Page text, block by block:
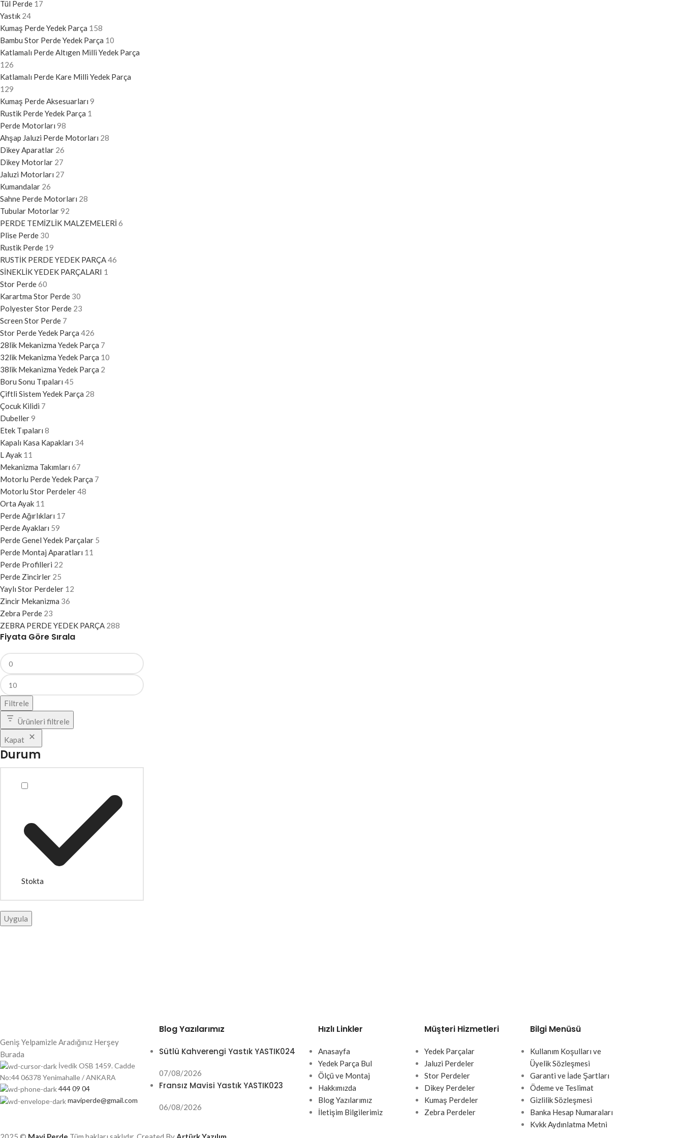
Tül Perde 17
Yastık 24
Kumaş Perde Yedek Parça 158
Bambu Stor Perde Yedek Parça 10
Katlamalı Perde Altıgen Milli Yedek Parça
126
Katlamalı Perde Kare Milli Yedek Parça
129
Kumaş Perde Aksesuarları 9
Rustik Perde Yedek Parça 1
Perde Motorları 98
Ahşap Jaluzi Perde Motorları 28
Dikey Aparatlar 26
Dikey Motorlar 27
Jaluzi Motorları 27
Kumandalar 26
Sahne Perde Motorları 28
Tubular Motorlar92
PERDE TEMİZLİK MALZEMELERİ 6
Plise Perde 30
Rustik Perde 19
RUSTİK PERDE YEDEK PARÇA46
SİNEKLİK YEDEK PARÇALARI 1
Stor Perde60
Karartma Stor Perde 30
Polyester Stor Perde 23
Screen Stor Perde 7
Stor Perde Yedek Parça 426
28lik Mekanizma Yedek Parça 7
32lik Mekanizma Yedek Parça 10
38lik Mekanizma Yedek Parça 2
Boru Sonu Tıpaları 45
Çiftli Sistem Yedek Parça 28
Çocuk Kilidi 7
Dubeller9
Etek Tıpaları 8
Kapalı Kasa Kapakları 34
L Ayak 11
Mekanizma Takımları 67
Motorlu Perde Yedek Parça 7
Motorlu Stor Perdeler48
Orta Ayak 11
Perde Ağırlıkları 17
Perde Ayakları 59
Perde Genel Yedek Parçalar 5
Perde Montaj Aparatları 11
Perde Profilleri 22
Perde Zincirler 25
Yaylı Stor Perdeler 12
Zincir Mekanizma 36
Zebra Perde 23
ZEBRA PERDE YEDEK PARÇA 288
Fiyata Göre Sırala
Filtrele
Ürünleri filtrele
Kapat
Durum
Stokta
Uygula
Geniş Yelpamizle Aradığınız Herşey
Burada
İvedik OSB 1459. Cadde
No:44 06378 Yenimahalle / ANKARA
444 09 04
maviperde@gmail.com
Blog Yazılarımız
Sütlü Kahverengi Yastık YASTIK024
07/08/2026
Fransız Mavisi Yastık YASTIK023
06/08/2026
Hızlı Linkler
Anasayfa
Yedek Parça Bul
Ölçü ve Montaj
Hakkımızda
Blog Yazılarımız
İletişim Bilgilerimiz
Müşteri Hizmetleri
Yedek Parçalar
Jaluzi Perdeler
Stor Perdeler
Dikey Perdeler
Kumaş Perdeler
Zebra Perdeler
Bilgi Menüsü
Kullanım Koşulları ve
Üyelik Sözleşmesi
Garanti ve İade Şartları
Ödeme ve Teslimat
Gizlilik Sözleşmesi
Banka Hesap Numaraları
Kvkk Aydınlatma Metni